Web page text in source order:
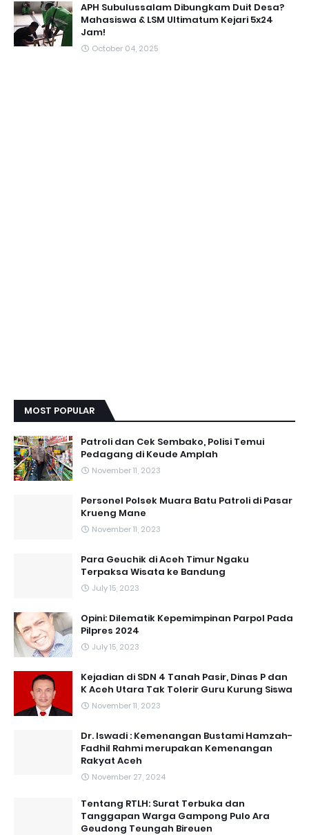
APH Subulussalam Dibungkam Duit Desa?
Mahasiswa & LSM Ultimatum Kejari 5x24
Jam!
October 04, 2025
MOST POPULAR
Patroli dan Cek Sembako, Polisi Temui
Pedagang di Keude Amplah
November 11, 2023
Personel Polsek Muara Batu Patroli di Pasar
Krueng Mane
November 11, 2023
Para Geuchik di Aceh Timur Ngaku
Terpaksa Wisata ke Bandung
July 15, 2023
Opini: Dilematik Kepemimpinan Parpol Pada
Pilpres 2024
July 15, 2023
Kejadian di SDN 4 Tanah Pasir, Dinas P dan
K Aceh Utara Tak Tolerir Guru Kurung Siswa
November 11, 2023
Dr. Iswadi : Kemenangan Bustami Hamzah-
Fadhil Rahmi merupakan Kemenangan
Rakyat Aceh
November 27, 2024
Tentang RTLH: Surat Terbuka dan
Tanggapan Warga Gampong Pulo Ara
Geudong Teungah Bireuen